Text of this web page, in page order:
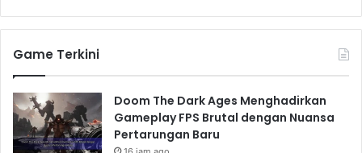
Game Terkini
Doom The Dark Ages Menghadirkan
Gameplay FPS Brutal dengan Nuansa
Pertarungan Baru